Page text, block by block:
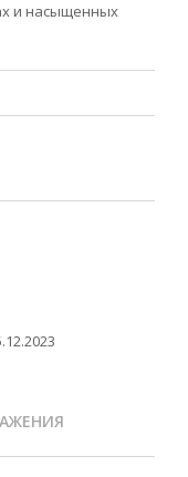
и насыщенных